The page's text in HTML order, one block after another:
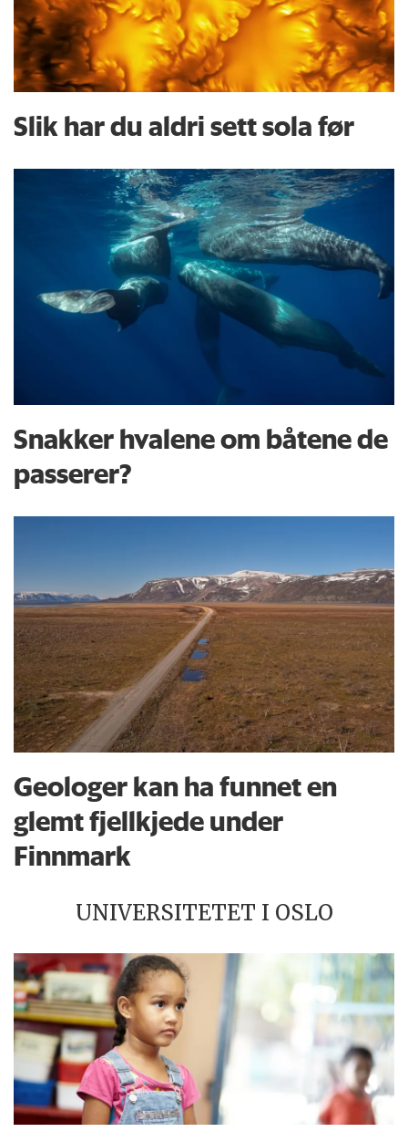
Slik har du aldri sett sola før
Snakker hvalene om båtene de
passerer?
Geologer kan ha funnet en
glemt fjellkjede under
Finnmark
UNIVERSITETET I OSLO